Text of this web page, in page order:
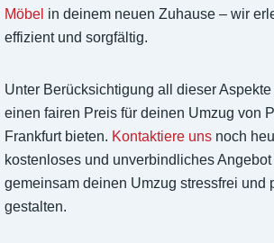
Möbel in deinem neuen Zuhause – wir
effizient und sorgfältig.
Unter Berücksichtigung all dieser
einen fairen Preis für deinen Umzug von
Frankfurt bieten. Kontaktiere uns noch
kostenloses und unverbindliches
gemeinsam deinen Umzug stressfrei und
gestalten.